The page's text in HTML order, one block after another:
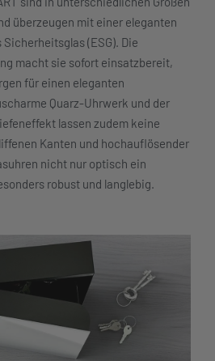
überzeugen mit einer eleganten
(ESG). Die
macht sie sofort einsatzbereit,
für einen eleganten
Quarz-Uhrwerk und der
lassen zudem keine
Kanten und hochauflösender
nicht nur optisch ein
robust und langlebig.